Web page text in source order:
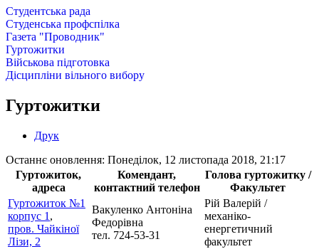
Студентська рада
Студенська профспілка
Газета "Проводник"
Гуртожитки
Військова підготовка
Дісципліни вільного вибору
Гуртожитки
Друк
Останнє оновлення: Понеділок, 12 листопада 2018, 21:17
Гуртожиток,
адреса
Комендант,
контактний телефон
Голова гуртожитку /
Факультет
Гуртожиток №1
корпус 1 ,
пров. Чайкіної
Лізи, 2
Вакуленко Антоніна
Федорівна
тел. 724-53-31
Рій Валерій /
механіко-
енергетичний
факультет